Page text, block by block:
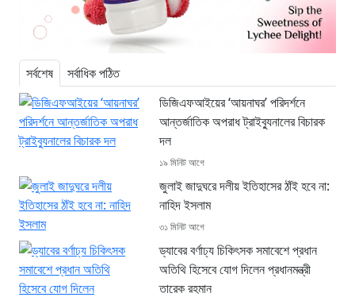
সর্বশেষ
সর্বাধিক পঠিত
ডিজিএফআইয়ের ‘আয়নাঘর’ পরিদর্শনে
আন্তর্জাতিক অপরাধ ট্রাইব্যুনালের বিচারক
দল
১৯ মিনিট আগে
জুলাই জাদুঘরে দলীয় ইতিহাসের ঠাঁই হবে না:
নাহিদ ইসলাম
৩১ মিনিট আগে
ড্যাবের বর্ণাঢ্য চিকিৎসক সমাবেশে প্রধান
অতিথি হিসেবে যোগ দিলেন প্রধানমন্ত্রী
তারেক রহমান